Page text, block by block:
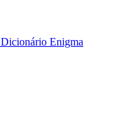
Dicionário Enigma